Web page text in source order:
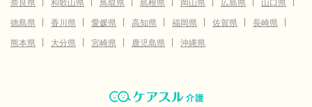
奈良県
和歌山県 鳥取県 島根県 岡山県 広島県
山口県
徳島県
香川県 愛媛県 高知県 福岡県 佐賀県
長崎県
熊本県
大分県 宮崎県 鹿児島県 沖縄県